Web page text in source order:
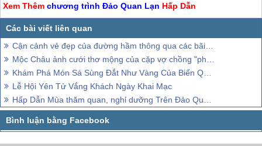
Xem Thêmchương trìnhĐảo Quan Lạn Hấp Dẫn
Cận cảnh vẻ đẹp của đường hầm thông qua các bãi biển đầu tiên tại Đà Nẵng
Mộc Châu ảnh cưới thơ mộng của cặp vợ chồng "phượt".
Khám Phá Món Sá Sùng Đắt Như Vàng Của Biển Quan Lạn
Lễ Hội Yên Tử Vắng Khách Ngày Khai Mạc
Hấp Dẫn Mùa thăm quan, nghỉ dưỡng Trên Đảo Quan Lạn